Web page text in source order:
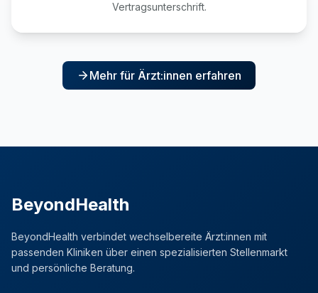
Vertragsunterschrift.
Mehr für Ärzt:innen erfahren
BeyondHealth
BeyondHealth verbindet wechselbereite Ärzt:innen mit
passenden Kliniken über einen spezialisierten Stellenmarkt
und persönliche Beratung.